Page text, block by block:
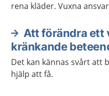
rena kläder. Vuxna
Att förändra ett
kränkande
Det kan kännas svårt att
hjälp att få.